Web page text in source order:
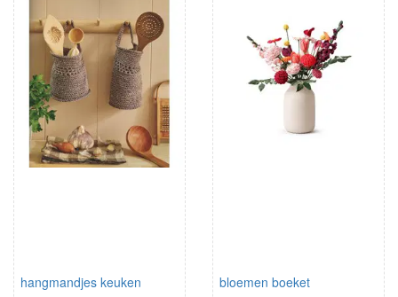
hangmandjes keuken bloemen boeket